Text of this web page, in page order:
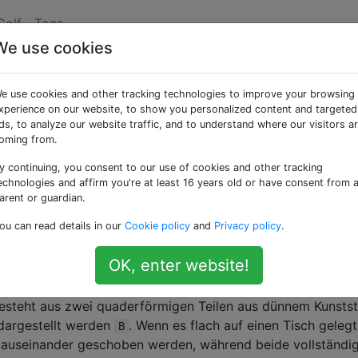
Tags
auseinander
eine Funktion, die ein rechteckiges Textraster enthält, in
eine ist B . Alle die
werden alle orthogonal werden
zählen nicht als angeschlossen). Ebenso bilden alle
Das Gitter enthält immer mindestens eins
aus zwei quaderförmigen Teilen aus dünnem
werden B . Wenn es flach auf einen Tisch gelegt
geschoben werden, während beide
use cookies
use cookies and other tracking technologies to improve your browsing
on our website, to show you personalized content and targeted
to analyze our website traffic, and to understand where our visitors
from.
continuing, you consent to our use of cookies and other tracking
and affirm you're at least 16 years old or have consent from a
or guardian.
can read details in our Cookie policy and Privacy policy.
OK, enter website!